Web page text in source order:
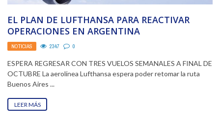
EL PLAN DE LUFTHANSA PARA REACTIVAR
OPERACIONES EN ARGENTINA
NOTICIAS 2347 0
ESPERA REGRESAR CON TRES VUELOS SEMANALES A FINAL DE
OCTUBRE La aerolínea Lufthansa espera poder retomar la ruta
Buenos Aires ...
LEER MÁS